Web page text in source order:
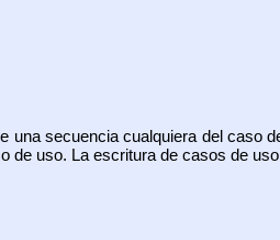
una secuencia cualquiera del caso
de uso. La escritura de casos de